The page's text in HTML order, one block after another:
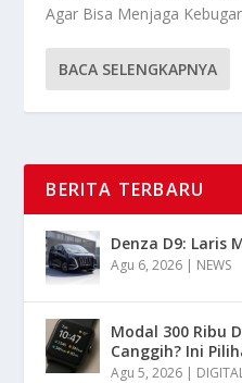
Agar Bisa Menjaga
BACA SELENGKAPNYA
BERITA TERBARU
Denza D9: Laris
Agu 6, 2026 | NEWS
Modal 300 Ribu
Canggih? Ini
Agu 5, 2026 |